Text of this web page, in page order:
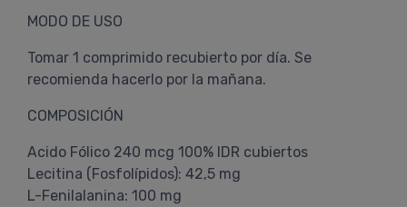
MODO DE USO
Tomar 1 comprimido recubierto por día. Se
recomienda hacerlo por la mañana.
COMPOSICIÓN
Acido Fólico 240 mcg 100% IDR cubiertos
Lecitina (Fosfolípidos): 42,5 mg
L-Fenilalanina: 100 mg